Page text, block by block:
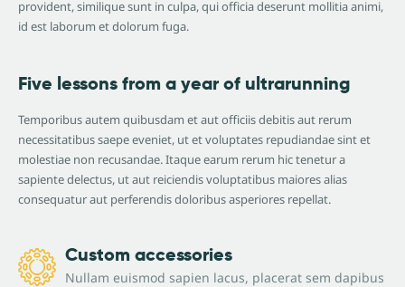
provident, similique sunt in culpa, qui officia deserunt mollitia animi,
id est laborum et dolorum fuga.
Five lessons from a year of ultrarunning
Temporibus autem quibusdam et aut officiis debitis aut rerum
necessitatibus saepe eveniet, ut et voluptates repudiandae sint et
molestiae non recusandae. Itaque earum rerum hic tenetur a
sapiente delectus, ut aut reiciendis voluptatibus maiores alias
consequatur aut perferendis doloribus asperiores repellat.
Custom accessories
Nullam euismod sapien lacus, placerat sem dapibus